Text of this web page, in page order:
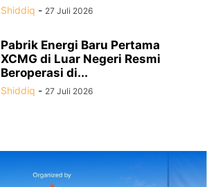
Shiddiq - 27 Juli 2026
Pabrik Energi Baru Pertama
XCMG di Luar Negeri Resmi
Beroperasi di...
Shiddiq - 27 Juli 2026